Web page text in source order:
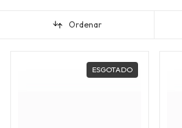
Ordenar
ESGOTADO